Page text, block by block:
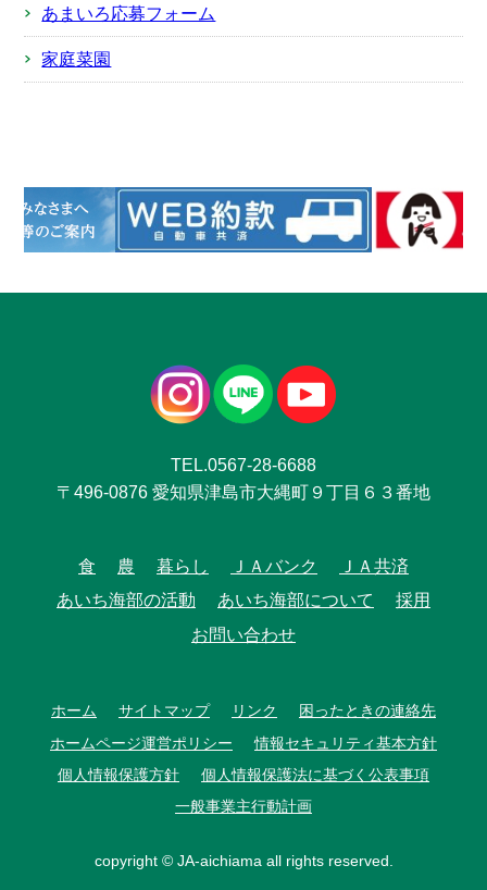
あまいろ応募フォーム
家庭菜園
TEL.0567-28-6688
〒496-0876 愛知県津島市大縄町９丁目６３番地
食 農 暮らし ＪＡバンク
ＪＡ共済
あいち海部の活動
あいち海部について
採用
お問い合わせ
ホーム サイトマップ リンク
困ったときの連絡先
ホームページ運営ポリシー
情報セキュリティ基本方針
個人情報保護方針
個人情報保護法に基づく公表事項
一般事業主行動計画
copyright © JA-aichiama all rights reserved.